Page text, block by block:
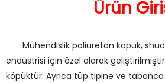
Ürün
Mühendislik poliüretan köpük,
endüstrisi için özel olarak
köpüktür. Ayrıca tüp tipine ve tabanca